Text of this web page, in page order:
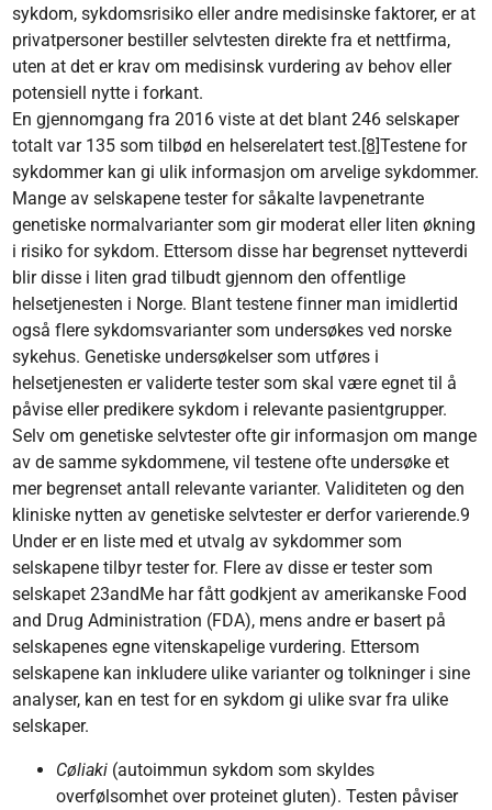
sykdom, sykdomsrisiko eller andre medisinske faktorer, er at
privatpersoner bestiller selvtesten direkte fra et nettfirma,
uten at det er krav om medisinsk vurdering av behov eller
potensiell nytte i forkant.
En gjennomgang fra 2016 viste at det blant 246 selskaper
totalt var 135 som tilbød en helserelatert test.[8]Testene for
sykdommer kan gi ulik informasjon om arvelige sykdommer.
Mange av selskapene tester for såkalte lavpenetrante
genetiske normalvarianter som gir moderat eller liten økning
i risiko for sykdom. Ettersom disse har begrenset nytteverdi
blir disse i liten grad tilbudt gjennom den offentlige
helsetjenesten i Norge. Blant testene finner man imidlertid
også flere sykdomsvarianter som undersøkes ved norske
sykehus. Genetiske undersøkelser som utføres i
helsetjenesten er validerte tester som skal være egnet til å
påvise eller predikere sykdom i relevante pasientgrupper.
Selv om genetiske selvtester ofte gir informasjon om mange
av de samme sykdommene, vil testene ofte undersøke et
mer begrenset antall relevante varianter. Validiteten og den
kliniske nytten av genetiske selvtester er derfor varierende.9
Under er en liste med et utvalg av sykdommer som
selskapene tilbyr tester for. Flere av disse er tester som
selskapet 23andMe har fått godkjent av amerikanske Food
and Drug Administration (FDA), mens andre er basert på
selskapenes egne vitenskapelige vurdering. Ettersom
selskapene kan inkludere ulike varianter og tolkninger i sine
analyser, kan en test for en sykdom gi ulike svar fra ulike
selskaper.
Cøliaki (autoimmun sykdom som skyldes
overfølsomhet over proteinet gluten). Testen påviser